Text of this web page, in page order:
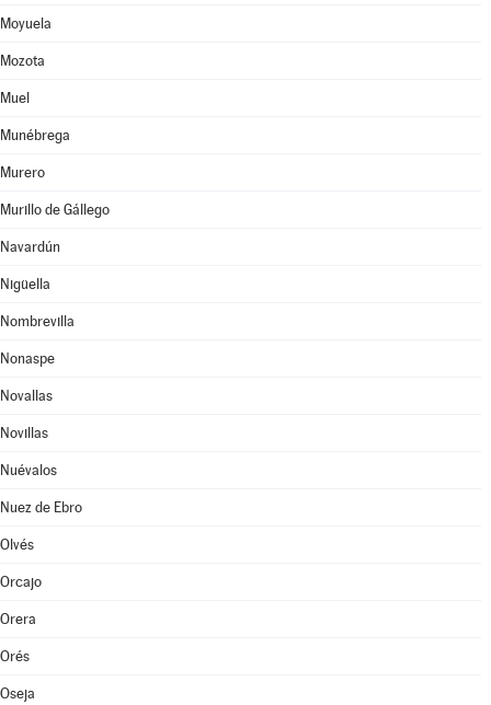
Moyuela
Mozota
Muel
Munébrega
Murero
Murillo de Gállego
Navardún
Nigüella
Nombrevilla
Nonaspe
Novallas
Novillas
Nuévalos
Nuez de Ebro
Olvés
Orcajo
Orera
Orés
Oseja